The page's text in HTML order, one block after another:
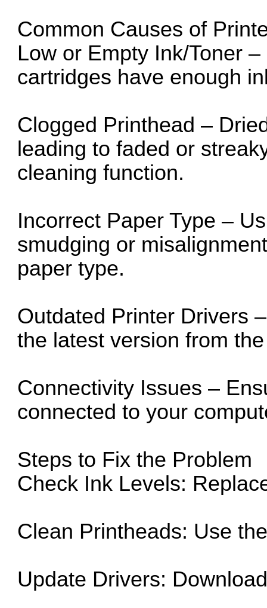
Common Causes of
Low or Empty Ink/Toner
cartridges have enough
Clogged Printhead –
leading to faded or
cleaning function.
Incorrect Paper Type –
smudging or
paper type.
Outdated Printer Drivers
the latest version from
Connectivity Issues –
connected to your
Steps to Fix the Problem
Check Ink Levels:
Clean Printheads: Use
Update Drivers: